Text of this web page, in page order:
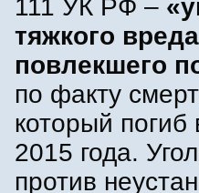
111 УК РФ –
тяжкого
повлекшего
по факту
который
2015 года.
против